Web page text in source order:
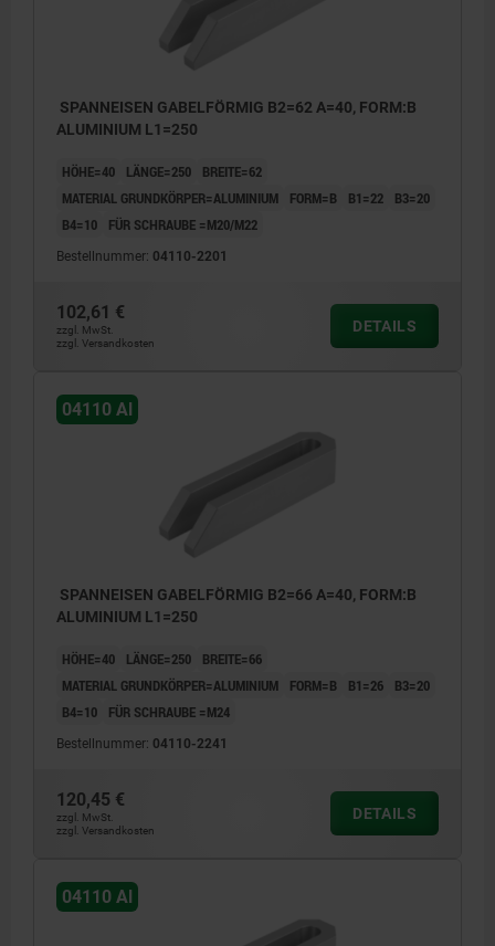
SPANNEISEN GABELFÖRMIG B2=62 A=40, FORM:B
ALUMINIUM L1=250
HÖHE=40 LÄNGE=250
BREITE=62
MATERIAL GRUNDKÖRPER=ALUMINIUM
FORM=B B1=22
B3=20
B4=10
FÜR SCHRAUBE =M20/M22
Bestellnummer: 04110-2201
102,61 €
zzgl. MwSt.
zzgl. Versandkosten
DETAILS
04110 Al
SPANNEISEN GABELFÖRMIG B2=66 A=40, FORM:B
ALUMINIUM L1=250
HÖHE=40 LÄNGE=250
BREITE=66
MATERIAL GRUNDKÖRPER=ALUMINIUM
FORM=B B1=26
B3=20
B4=10
FÜR SCHRAUBE =M24
Bestellnummer: 04110-2241
120,45 €
zzgl. MwSt.
zzgl. Versandkosten
DETAILS
04110 Al